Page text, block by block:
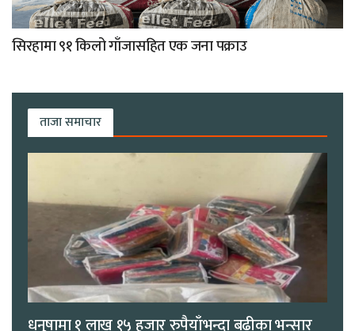
सिरहामा ९१ किलो गाँजासहित एक जना पक्राउ
ताजा समाचार
धनुषामा १ लाख १५ हजार रुपैयाँभन्दा बढीका भन्सार